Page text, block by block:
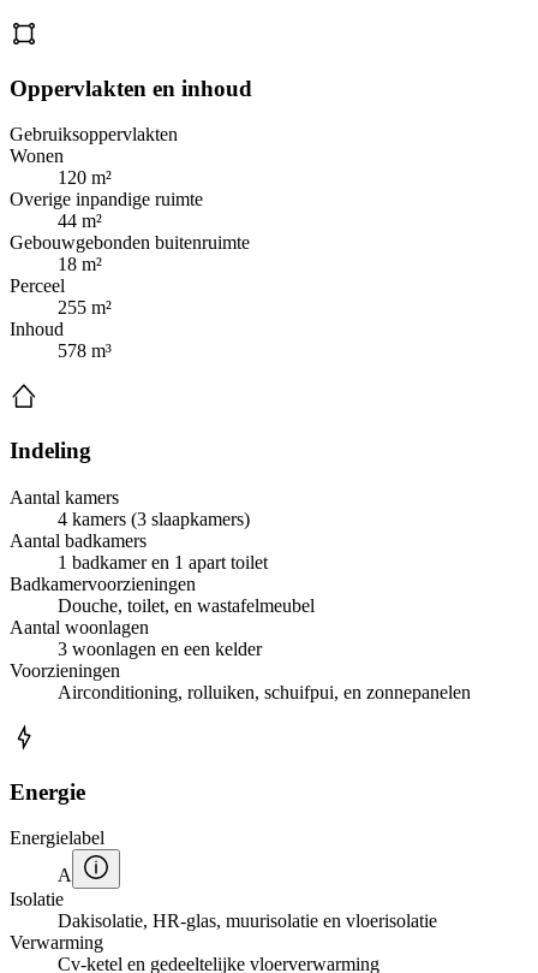
Oppervlakten en inhoud
Gebruiksoppervlakten
Wonen
120 m²
Overige inpandige ruimte
44 m²
Gebouwgebonden buitenruimte
18 m²
Perceel
255 m²
Inhoud
578 m³
Indeling
Aantal kamers
4 kamers (3 slaapkamers)
Aantal badkamers
1 badkamer en 1 apart toilet
Badkamervoorzieningen
Douche, toilet, en wastafelmeubel
Aantal woonlagen
3 woonlagen en een kelder
Voorzieningen
Airconditioning, rolluiken, schuifpui, en zonnepanelen
Energie
Energielabel
A
Isolatie
Dakisolatie, HR-glas, muurisolatie en vloerisolatie
Verwarming
Cv-ketel en gedeeltelijke vloerverwarming